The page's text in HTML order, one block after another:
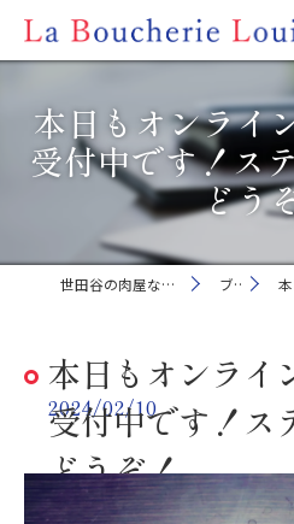
本日もオンライ
受付中です！ス
どう
世田谷の肉屋ならLa Boucherie Louis ブログ 本
本日もオンライ
受付中です！ス
どうぞ！
2024/02/10